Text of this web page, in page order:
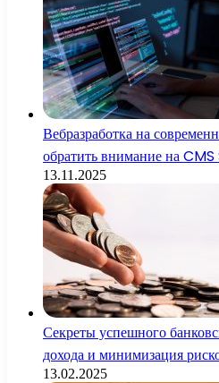
Вебразработка на
обратить внимание на
13.11.2025
Секреты успешного
дохода и минимизация
13.02.2025